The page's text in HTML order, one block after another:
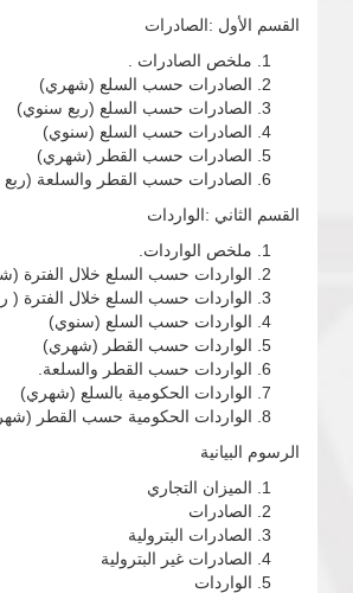
القسم الأول :الصادرات
ملخص الصادرات .
الصادرات حسب السلع (شهري)
الصادرات حسب السلع (ربع سنوي)
الصادرات حسب السلع (سنوي)
الصادرات حسب القطر (شهري)
الصادرات حسب القطر والسلعة
القسم الثاني :الواردات
ملخص الواردات.
الواردات حسب السلع خلال الفترة
الواردات حسب السلع خلال الفترة (
الواردات حسب السلع (سنوي)
الواردات حسب القطر (شهري)
الواردات حسب القطر والسلعة.
الواردات الحكومية بالسلع (شهري)
الواردات الحكومية حسب القطر
الرسوم البيانية
الميزان التجاري
الصادرات
الصادرات البترولية
الصادرات غير البترولية
الواردات